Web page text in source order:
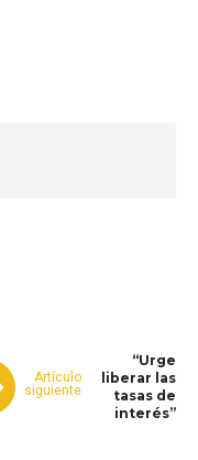
Artículo
siguiente
“Urge
liberar las
tasas de
interés”